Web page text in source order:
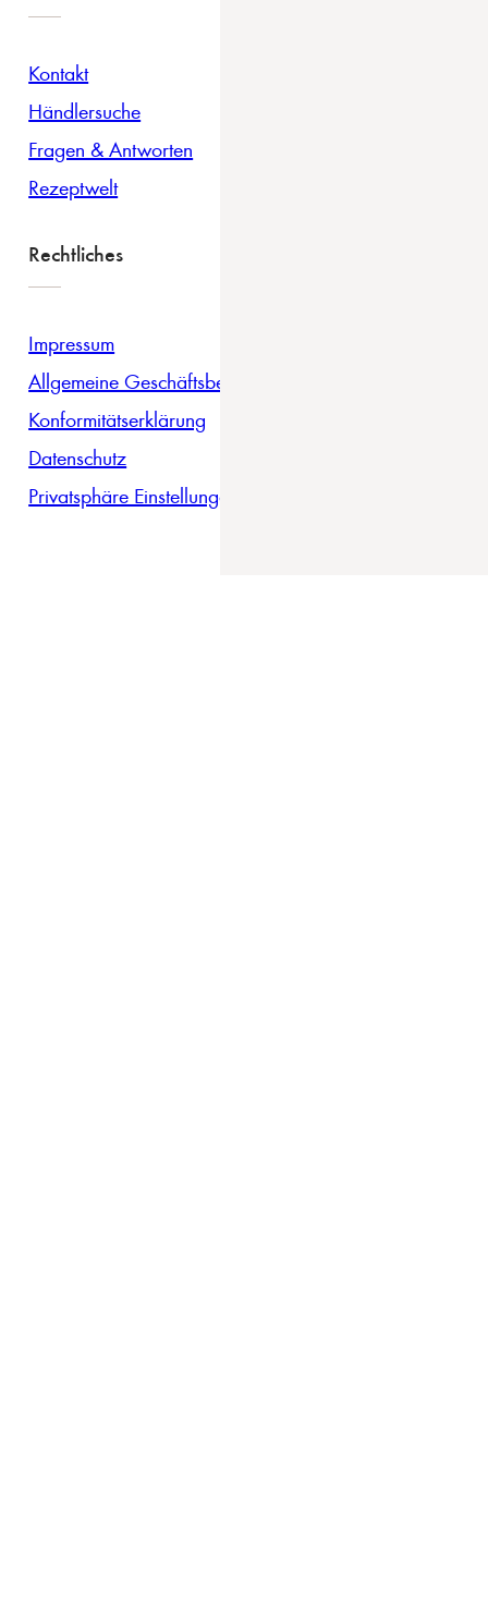
Kontakt
Händlersuche
Fragen & Antworten
Rezeptwelt
Rechtliches
Impressum
Allgemeine Geschäftsbedingungen
Konformitätserklärung
Datenschutz
Privatsphäre Einstellungen